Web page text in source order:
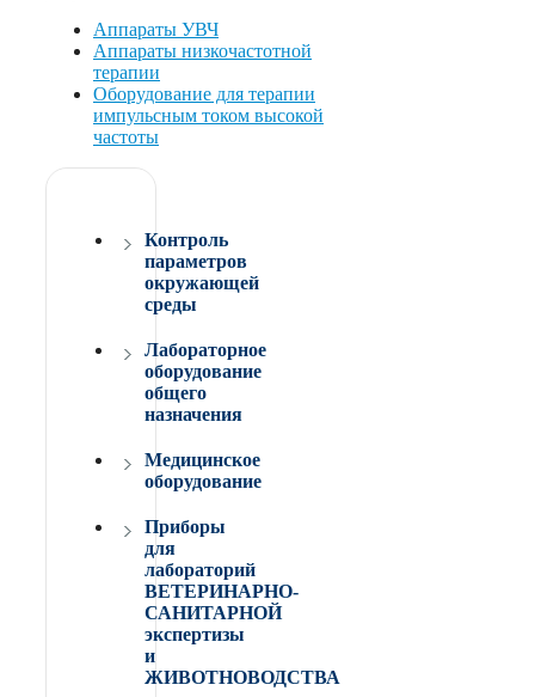
Аппараты УВЧ
Аппараты низкочастотной
терапии
Оборудование для терапии
импульсным током высокой
частоты
Контроль
параметров
окружающей
среды
Лабораторное
оборудование
общего
назначения
Медицинское
оборудование
Приборы
для
лабораторий
ВЕТЕРИНАРНО-
САНИТАРНОЙ
экспертизы
и
ЖИВОТНОВОДСТВА